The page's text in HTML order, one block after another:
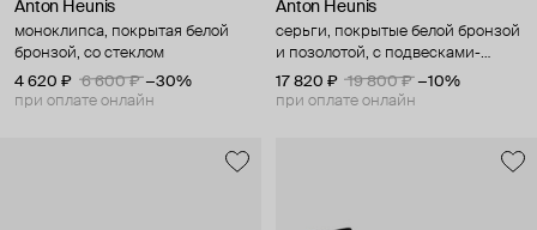
Anton Heunis
моноклипса, покрытая белой
бронзой, со стеклом
4 620 ₽
6 600 ₽ −30%
при оплате онлайн
Anton Heunis
серьги, покрытые белой бронзой
и позолотой, с подвесками-
кольцами
17 820 ₽ 19 800 ₽ −10%
при оплате онлайн